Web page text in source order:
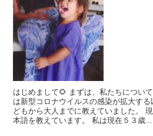
はじめまして🌻 まずは、私たちについ
は新型コロナウイルスの感染が拡大す
どもから大人までに教えていました。
本語を教えています。 私は現在５３歳...